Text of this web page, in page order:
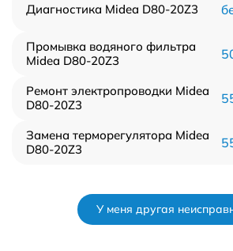
Диагностика Midea D80-20Z3
Промывка водяного фильтра
Midea D80-20Z3
Ремонт электропроводки Midea
D80-20Z3
Замена терморегулятора Midea
D80-20Z3
У меня другая